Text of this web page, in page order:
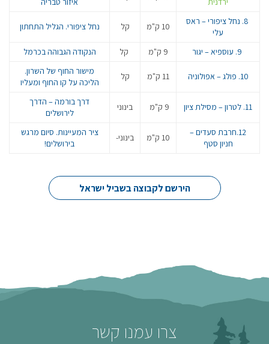
8. נחל ציפורי – ראס
עלי
10 ק"מ קל נחל ציפורי. הגליל התחתון
9 ק"מ קל הנקודה הגבוהה בכרמל
10. פולג – אפולוניה 11 ק"מ קל
מישור החוף של השרון.
הליכה על קו החוף ומעליו
11. לטרון – מסילת ציון 9 ק"מ בינוני
דרך בורמה – הדרך
לירושלים
12.חרבת סעדים –
חניון סטף
10 ק"מ בינוני-
ציר המעיינות. סיום מרגש
בירושלים!
הירשם לקבוצה בשביל ישראל
צרו עמנו קשר